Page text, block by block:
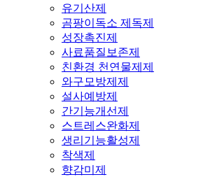
유기산제
곰팡이독소 제독제
성장촉진제
사료품질보존제
친환경 천연물제제
와구모방제제
설사예방제
간기능개선제
스트레스완화제
생리기능활성제
착색제
향감미제